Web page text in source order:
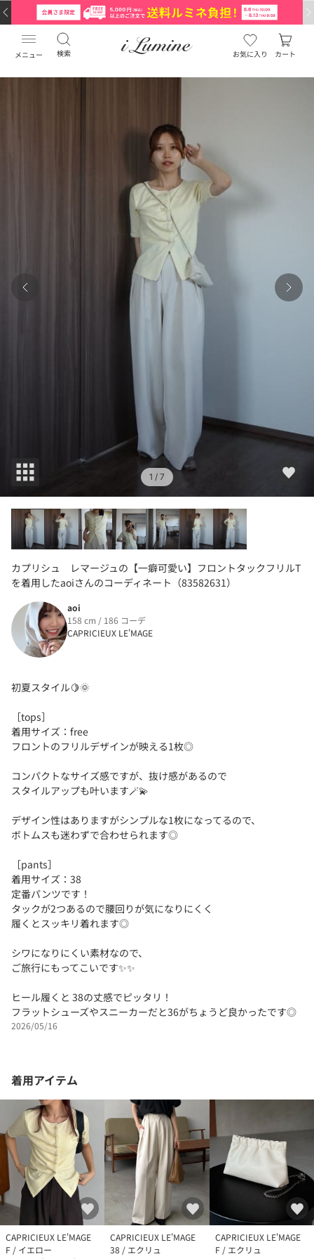
メニュー 検索 お気に入り カート
1 / 7
カプリシュ レマージュの【一癖可愛い】フロントタックフリルT
を着用したaoiさんのコーディネート（83582631）
aoi
158 cm / 186 コーデ
CAPRICIEUX LE'MAGE
初夏スタイル🍋🌞
［tops］
着用サイズ：free
フロントのフリルデザインが映える1枚◎
コンパクトなサイズ感ですが、抜け感があるので
スタイルアップも叶います🪄︎︎💫
デザイン性はありますがシンプルな1枚になってるので、
ボトムスも迷わずで合わせられます◎
［pants］
着用サイズ：38
定番パンツです！
タックが2つあるので腰回りが気になりにくく
履くとスッキリ着れます◎
シワになりにくい素材なので、
ご旅行にもってこいです✨✨
ヒール履くと 38の丈感でピッタリ！
フラットシューズやスニーカーだと36がちょうど良かったです◎
2026/05/16
着用アイテム
CAPRICIEUX LE'MAGE
F / イエロー
CAPRICIEUX LE'MAGE
38 / エクリュ
CAPRICIEUX LE'MAGE
F / エクリュ